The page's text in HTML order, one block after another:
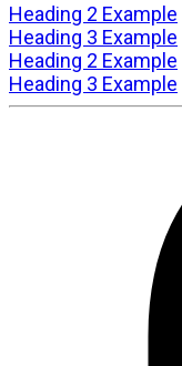
Heading 2 Example
Heading 3 Example
Heading 2 Example
Heading 3 Example